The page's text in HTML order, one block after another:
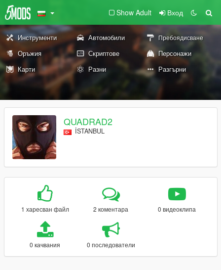
Show Adult Вход
Инструменти Автомобили Пребоядисване
Оръжия Скриптове
Персонажи
Карти
Разни Разгърни
QUADRAD2
İSTANBUL
1 харесван файл 2 коментара 0 видеоклипа
0 качвания 0 последователи